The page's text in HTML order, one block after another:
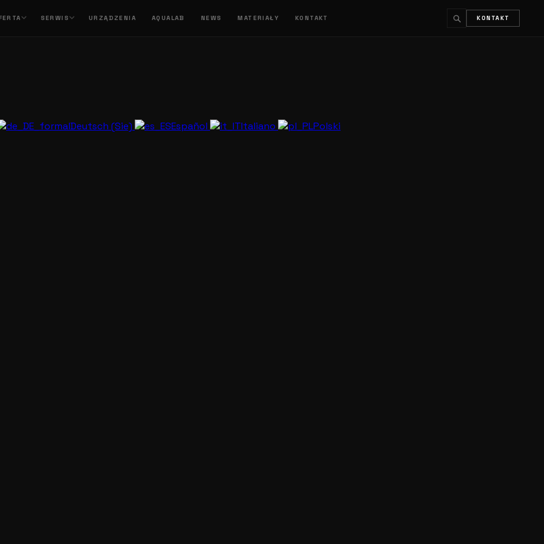
SERWIS URZĄDZENIA AQUALAB NEWS MATERIAŁY KONTAKT KONTAKT
Deutsch (Sie) Español Italiano Polski